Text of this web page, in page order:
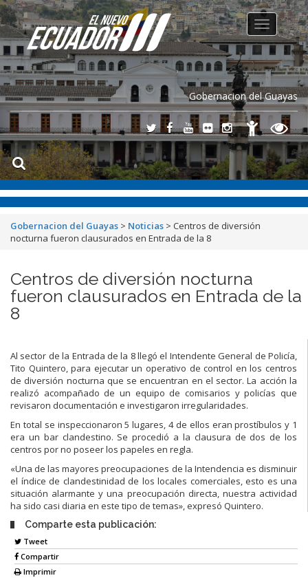
Gobernacion del Guayas
Toggle
navigation
Gobernacion del Guayas > Noticias > Centros de diversión
nocturna fueron clausurados en Entrada de la 8
Centros de diversión nocturna
fueron clausurados en Entrada de la
8
Al sector de la Entrada de la 8 llegó el Intendente General de Policía,
Tito Quintero, para ejecutar un operativo de control en los centros
de diversión nocturna que se encuentran en el sector. La acción la
realizó acompañado de un equipo de comisarios y policías que
revisaron documentación e investigaron irregularidades.
En total se inspeccionaron 5 lugares, 4 de ellos eran prostíbulos y 1
era un bar clandestino. Se procedió a la clausura de dos de los
centros por no poseer los papeles en regla.
«Una de las mayores preocupaciones de la Intendencia es disminuir
el índice de clandestinidad de los locales comerciales, esto es una
situación alarmante y una preocupación directa, nuestra actividad
ha sido casi diaria en este tipo de temas», expresó Quintero.
Comparte esta publicación:
Tweet
Compartir
Imprimir